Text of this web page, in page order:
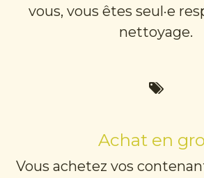
vous, vous êtes seul·e
nettoyage.
Achat en
Vous achetez vos